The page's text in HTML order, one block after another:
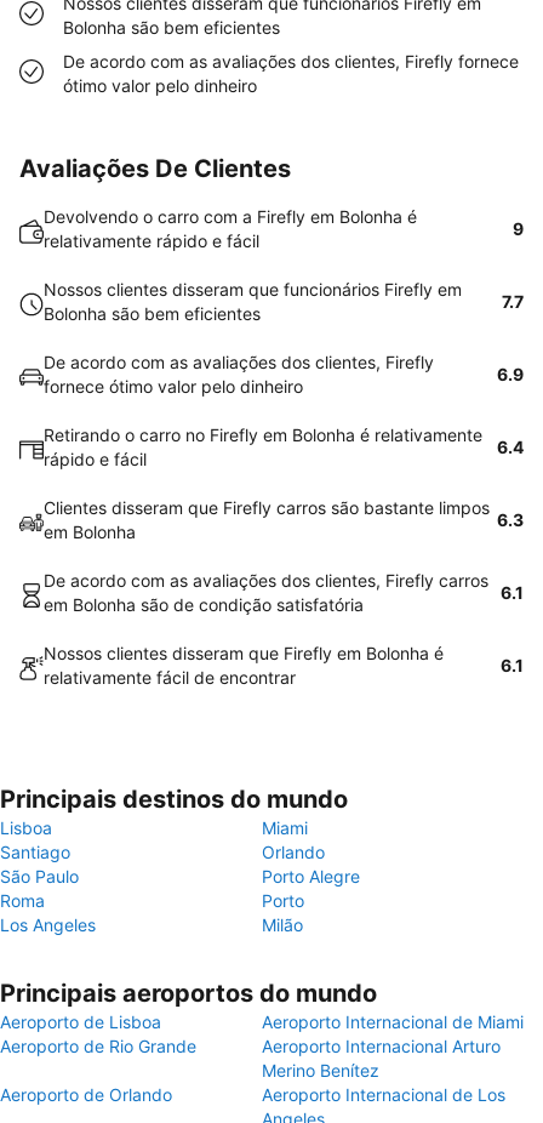
Bolonha são bem eficientes
De acordo com as avaliações dos clientes, Firefly fornece
ótimo valor pelo dinheiro
Avaliações De Clientes
Devolvendo o carro com a Firefly em Bolonha é
relativamente rápido e fácil
9
Nossos clientes disseram que funcionários Firefly em
Bolonha são bem eficientes
7.7
De acordo com as avaliações dos clientes, Firefly
fornece ótimo valor pelo dinheiro
6.9
Retirando o carro no Firefly em Bolonha é relativamente
rápido e fácil
6.4
Clientes disseram que Firefly carros são bastante limpos
em Bolonha
6.3
De acordo com as avaliações dos clientes, Firefly carros
em Bolonha são de condição satisfatória
6.1
Nossos clientes disseram que Firefly em Bolonha é
relativamente fácil de encontrar
6.1
Principais destinos do mundo
Lisboa
Miami
Santiago
Orlando
São Paulo
Porto Alegre
Roma
Porto
Los Angeles
Milão
Principais aeroportos do mundo
Aeroporto de Lisboa
Aeroporto Internacional de Miami
Aeroporto de Rio Grande
Aeroporto Internacional Arturo
Merino Benítez
Aeroporto de Orlando
Aeroporto Internacional de Los
Angeles